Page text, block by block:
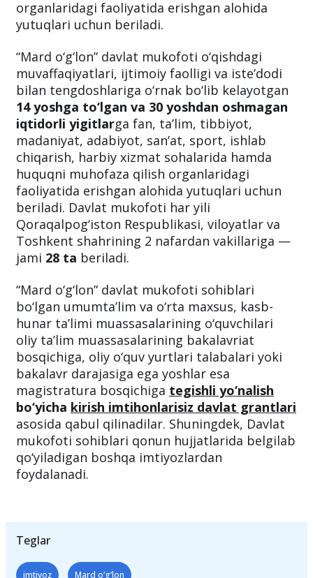
fan, ta’lim, tibbiyot, madaniyat, adabiyot,
san’at, sport, ishlab chiqarish, harbiy xizmat
organlaridagi faoliyatida erishgan alohida
yutuqlari uchun beriladi.
“Mard o‘g‘lon” davlat mukofoti o‘qishdagi
muvaffaqiyatlari, ijtimoiy faolligi va iste’dodi
bilan tengdoshlariga o‘rnak bo‘lib kelayotgan
14 yoshga to‘lgan va 30 yoshdan oshmagan
iqtidorli yigitlarga fan, ta’lim, tibbiyot,
madaniyat, adabiyot, san’at, sport, ishlab
chiqarish, harbiy xizmat sohalarida hamda
huquqni muhofaza qilish organlaridagi
faoliyatida erishgan alohida yutuqlari uchun
beriladi. Davlat mukofoti har yili
Toshkent shahrining 2 nafardan vakillariga —
jami28 taberiladi.
“Mard o‘g‘lon” davlat mukofoti sohiblari
bo‘lgan umumtaʼlim va o‘rta maxsus, kasb-
hunar taʼlimi muassasalarining o‘quvchilari
oliy taʼlim muassasalarining bakalavriat
bosqichiga, oliy o‘quv yurtlari talabalari yoki
bakalavr darajasiga ega yoshlar esa
magistratura bosqichigategishli yo‘nalish
bo‘yichakirish imtihonlarisiz davlat grantlari
asosida qabul qilinadilar. Shuningdek, Davlat